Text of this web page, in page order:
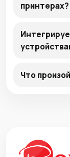
принтерах?
Что